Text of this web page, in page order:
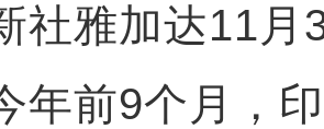
雅加达11月3
年前9个月，